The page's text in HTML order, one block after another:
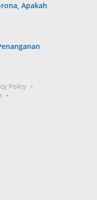
Apakah
Policy